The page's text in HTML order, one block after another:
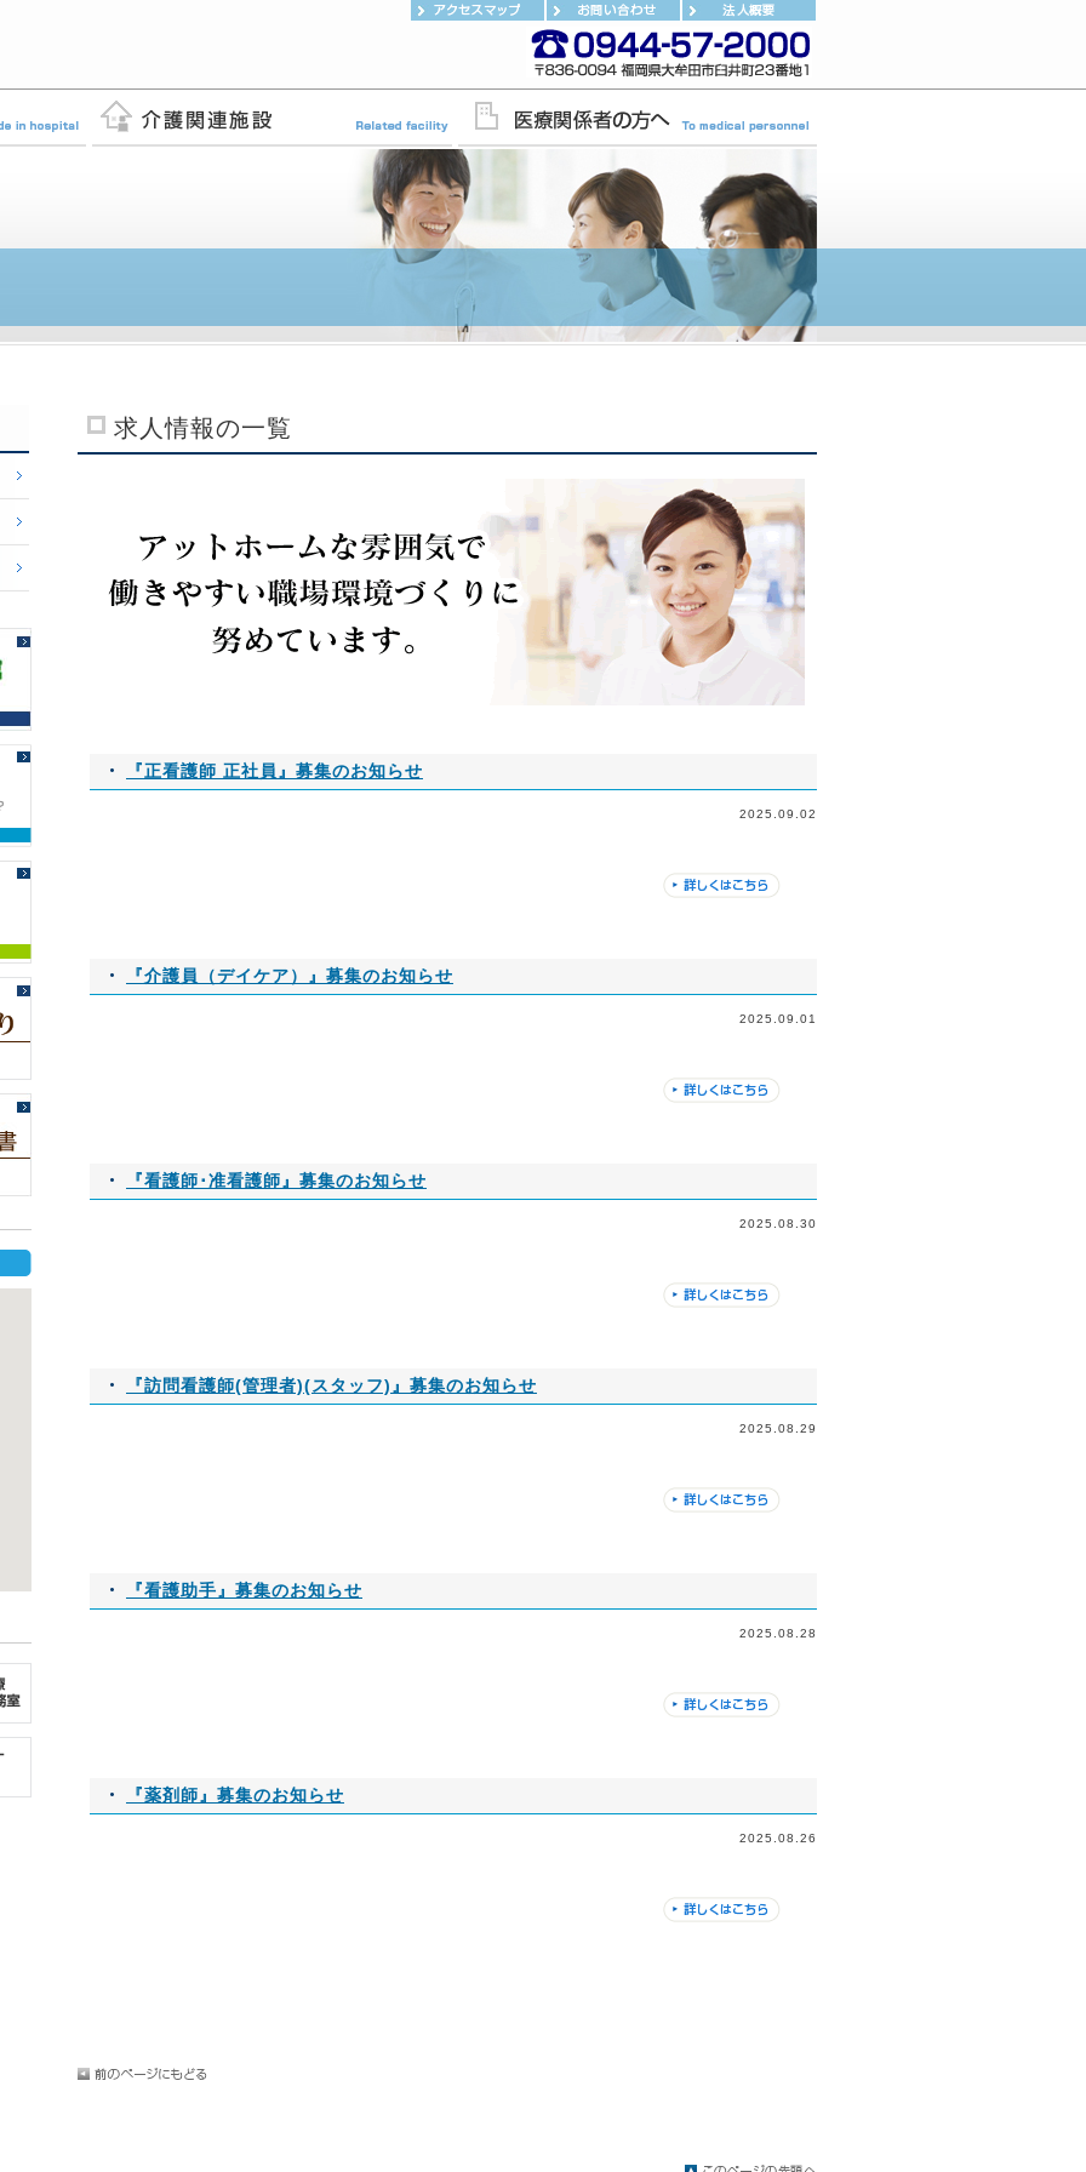
求人情報の一覧
『正看護師 正社員』募集のお知らせ
2025.09.02
『介護員（デイケア）』募集のお知らせ
2025.09.01
『看護師･准看護師』募集のお知らせ
2025.08.30
『訪問看護師(管理者)(スタッフ)』募集のお知らせ
2025.08.29
『看護助手』募集のお知らせ
2025.08.28
『薬剤師』募集のお知らせ
2025.08.26